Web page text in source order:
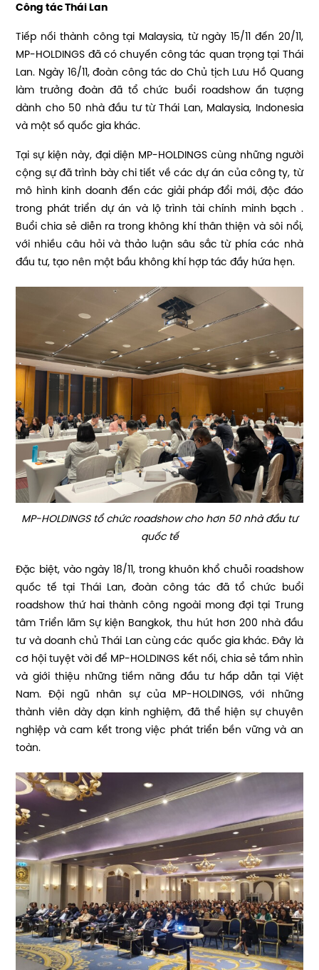
Công tác Thái Lan
Tiếp nối thành công tại Malaysia, từ ngày 15/11 đến 20/11,
MP-HOLDINGS đã có chuyến công tác quan trọng tại Thái
Lan. Ngày 16/11, đoàn công tác do Chủ tịch Lưu Hồ Quang
làm trưởng đoàn đã tổ chức buổi roadshow ấn tượng
dành cho 50 nhà đầu tư từ Thái Lan, Malaysia, Indonesia
và một số quốc gia khác.
Tại sự kiện này, đại diện MP-HOLDINGS cùng những người
cộng sự đã trình bày chi tiết về các dự án của công ty, từ
mô hình kinh doanh đến các giải pháp đổi mới, độc đáo
trong phát triển dự án và lộ trình tài chính minh bạch .
Buổi chia sẻ diễn ra trong không khí thân thiện và sôi nổi,
với nhiều câu hỏi và thảo luận sâu sắc từ phía các nhà
đầu tư, tạo nên một bầu không khí hợp tác đầy hứa hẹn.
MP-HOLDINGS tổ chức roadshow cho hơn 50 nhà đầu tư
quốc tế
Đặc biệt, vào ngày 18/11, trong khuôn khổ chuỗi roadshow
quốc tế tại Thái Lan, đoàn công tác đã tổ chức buổi
roadshow thứ hai thành công ngoài mong đợi tại Trung
tâm Triển lãm Sự kiện Bangkok, thu hút hơn 200 nhà đầu
tư và doanh chủ Thái Lan cùng các quốc gia khác. Đây là
cơ hội tuyệt vời để MP-HOLDINGS kết nối, chia sẻ tầm nhìn
và giới thiệu những tiềm năng đầu tư hấp dẫn tại Việt
Nam. Đội ngũ nhân sự của MP-HOLDINGS, với những
thành viên dày dạn kinh nghiệm, đã thể hiện sự chuyên
nghiệp và cam kết trong việc phát triển bền vững và an
toàn.